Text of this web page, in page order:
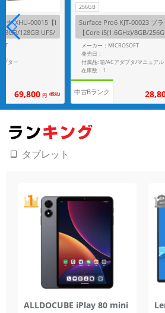
ナ XHU-00015【I
8GB/128GB UFS/
プター
69,800 円 (税込)
256GB
Surface Pro6 KJT-00023 ブラ
【Core i5(1.6GHz)/8GB/
Win11Home】
メーカー：MICROSOFT
発売日：
付属品: 箱/ACアダプタ/マニュアル
在庫数：1
中古Bランク
タブレット
ALLDOCUBE iPlay 80 mini